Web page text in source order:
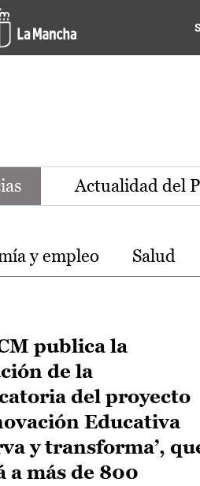
región de
Actualidad del
y empleo Salud
publica la
de la
del proyecto
Educativa
y transforma’,
a más de 800